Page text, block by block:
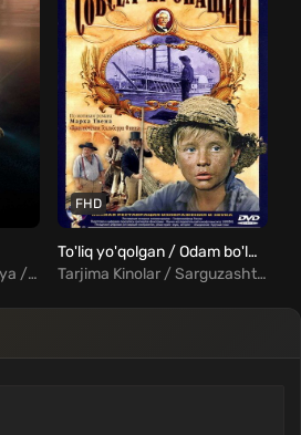
Tarjima Kinolar / Komediya / Sarguzasht / Oilaviy / Xorij Kinolar Uzbek Tilida
FHD
To'liq yo'qolgan / Odam bo'lmaydi Uzbek Tilida
Tarjima Kinolar / Sarguzasht / Xorij Kinolar Uzbek Tilida